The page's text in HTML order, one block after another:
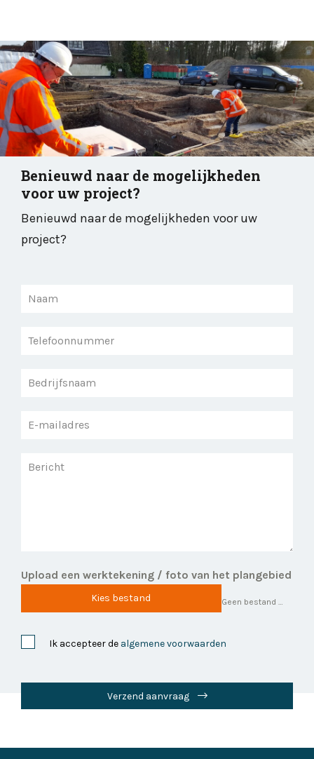
Benieuwd naar de mogelijkheden
voor uw project?
Benieuwd naar de mogelijkheden voor uw
project?
Upload een werktekening / foto van het plangebied
Kies bestand Geen bestand gekozen
Ik accepteer de algemene voorwaarden
Verzend aanvraag